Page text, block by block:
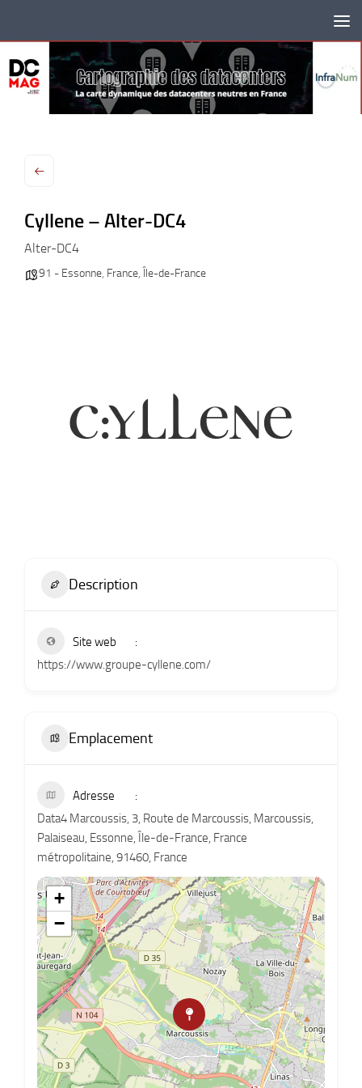
Cyllene – Alter-DC4
Alter-DC4
91 - Essonne, France, Île-de-France
Description
Site web
https://www.groupe-cyllene.com/
Emplacement
Adresse
Data4 Marcoussis, 3, Route de Marcoussis, Marcoussis,
Palaiseau, Essonne, Île-de-France, France
métropolitaine, 91460, France
+
−